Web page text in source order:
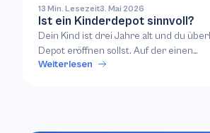
13 Min. Lesezeit3. Mai 2026
Ist ein Kinderdepot sinnvoll?
Dein Kind ist drei Jahre alt und du
Depot eröffnen sollst. Auf der einen…
Weiterlesen